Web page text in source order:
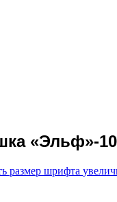
«Эльф»-
размер шрифта